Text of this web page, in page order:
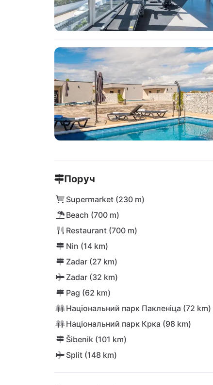
Поруч
Supermarket (230 m)
Beach (700 m)
Restaurant (700 m)
Nin (14 km)
Zadar (27 km)
Zadar (32 km)
Pag (62 km)
Національний парк Пакленіца (72 km)
Національний парк Крка (98 km)
Šibenik (101 km)
Split (148 km)